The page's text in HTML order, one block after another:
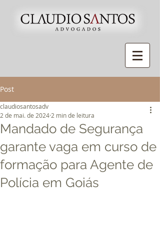
Post
Mandado de Segurança
garante vaga em curso de
formação para Agente de
Polícia em Goiás
claudiosantosadv
2 de mai. de 2024 2 min de leitura